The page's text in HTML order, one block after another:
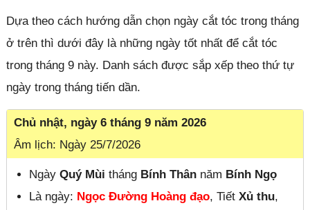
Dựa theo cách hướng dẫn chọn ngày cắt tóc trong tháng
ở trên thì dưới đây là những ngày tốt nhất để cắt tóc
trong tháng 9 này. Danh sách được sắp xếp theo thứ tự
ngày trong tháng tiến dần.
Chủ nhật, ngày 6 tháng 9 năm 2026
Âm lịch: Ngày 25/7/2026
NgàyQuý Mùi tháng Bính Thân năm Bính Ngọ
Là ngày: Ngọc Đường Hoàng đạo, TiếtXủ thu,